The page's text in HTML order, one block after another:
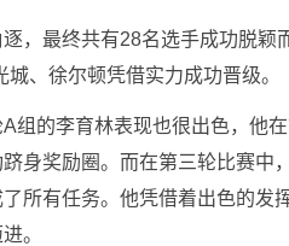
，最终共有28名选手成功脱颖
、徐尔顿凭借实力成功晋级。
组的李育林表现也很出色，他
身奖励圈。而在第三轮比赛中
所有任务。他凭借着出色的发
。